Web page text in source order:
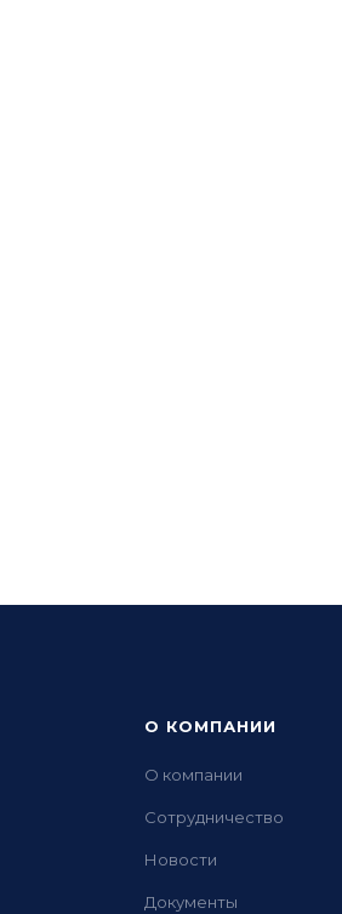
О КОМПАНИИ
О компании
Сотрудничество
Новости
Документы